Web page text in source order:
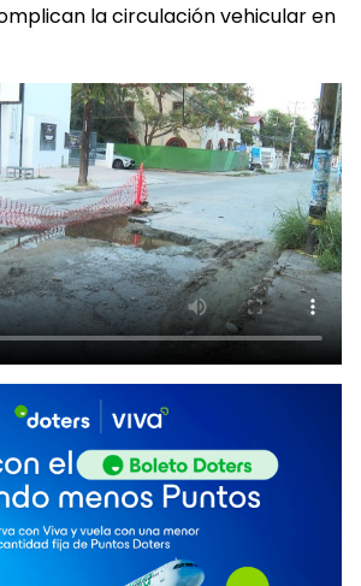
la circulación vehicular en